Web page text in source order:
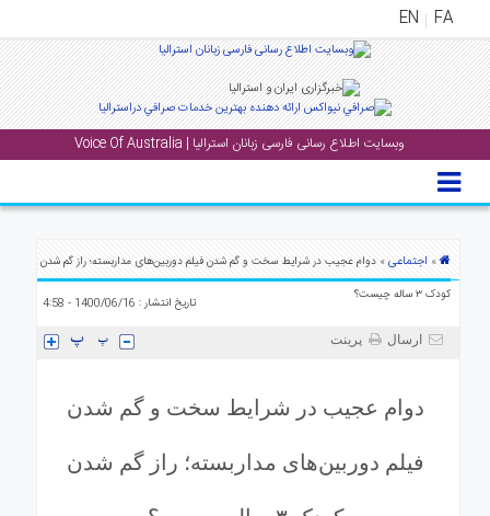
FA
EN
وبسایت اطلاع رسانی فارسی زبانان استرالیا | Voice Of Australia
منوی
اصلی
» اجتماعی» دوام عجیب در شرایط سخت و گم شدن فیلم دوربین‌های مداربسته؛ راز گم شدن
کودک ۳ ساله چیست؟
تاریخ انتشار : 1400/06/16 - 4:58
ارسال پرینت
دوام عجیب در شرایط سخت و گم شدن
فیلم دوربین‌های مداربسته؛ راز گم شدن